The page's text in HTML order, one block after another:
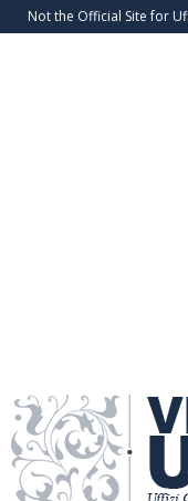
Not the Official Site for